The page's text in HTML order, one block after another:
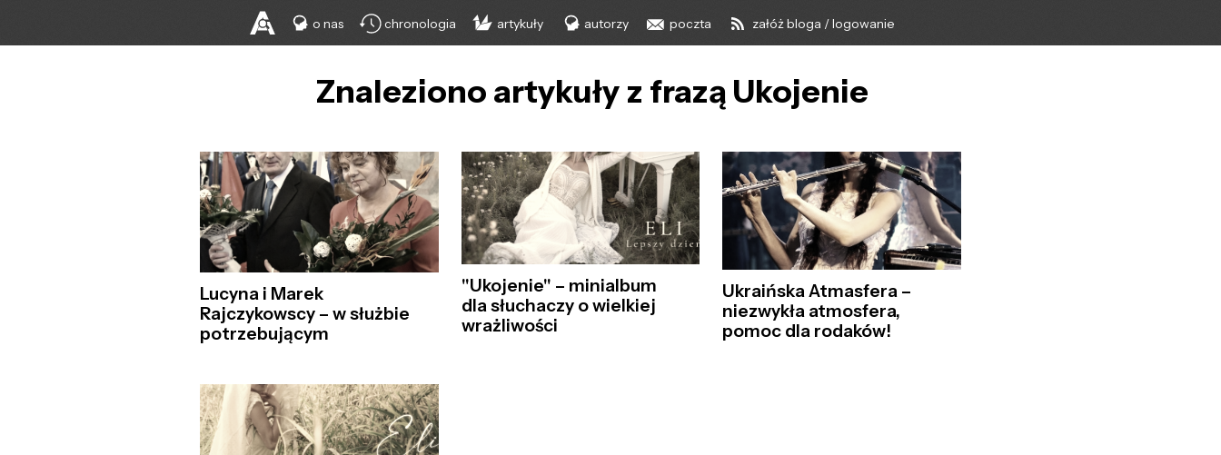
o nas chronologia artykuły autorzy poczta załóż bloga / logowanie
Znaleziono artykuły z frazą Ukojenie
Lucyna i Marek
Rajczykowscy – w służbie
potrzebującym
"Ukojenie" – minialbum
dla słuchaczy o wielkiej
wrażliwości
Ukraińska Atmasfera –
niezwykła atmosfera,
pomoc dla rodaków!